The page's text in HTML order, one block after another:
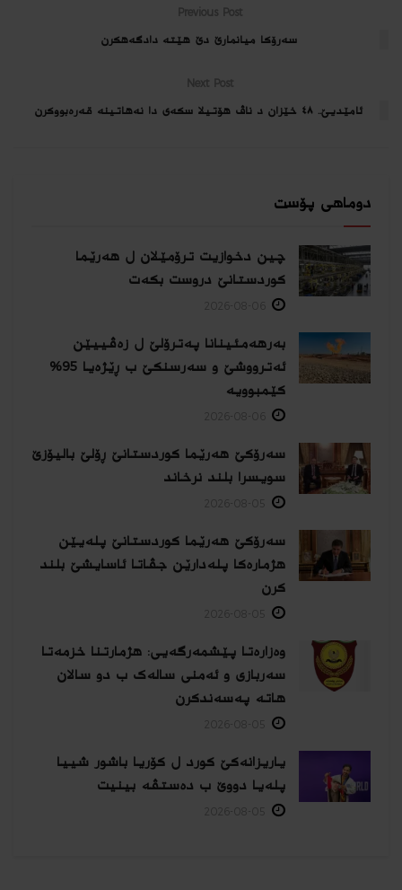
Previous Post
سه‌رۆكا میانمارێ دێ هێته‌ دادگه‌هكرن
Next Post
ئامێدیێ.. ٤٨ خێزان د ناڤ هۆتیلا سکەی دا نەهاتینە قەرەبووکرن
دوماهی پۆست
چین دخوازیت ترۆمێلان ل هەرێما
كوردستانێ دروست بكەت
بەرهەمئینانا په‌ترۆلێ ل زه‌ڤییێن
ئەترووشێ و سەرسنكێ ب ڕێژەیا 95%
كێمبوویە
سەرۆکێ هەرێما کوردستانێ ڕۆلێ بالیۆزێ
سویسرا بلند نرخاند
سەرۆکێ هەرێما کوردستانێ پلەیێن
هژمارەكا پلەدارێن جڤاتا ئاسایشێ بلند
كرن
وەزارەتا پێشمەرگەیی: هژمارتنا خزمەتا
سەربازی و ئەمنی سالەک ب دو سالان
هاتە پەسەندكرن
یاریزانەكێ کورد ل کۆریا باشور شییا
پلەیا دووێ ب دەستڤە بینیت